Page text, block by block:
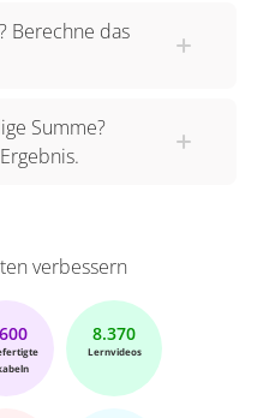
Berechne das
Summe?
verbessern
8.370
Lernvideos